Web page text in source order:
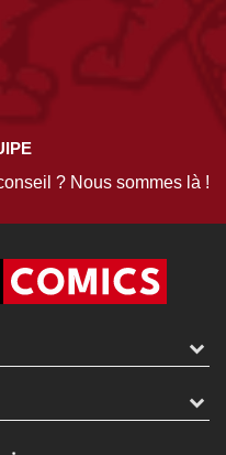
? Nous sommes là !